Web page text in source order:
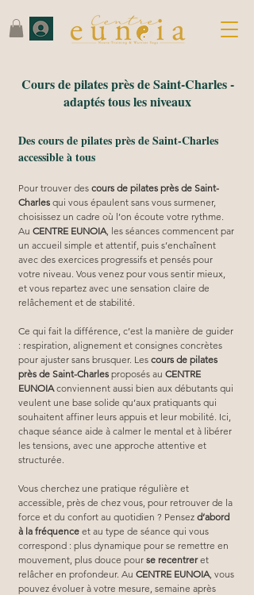
Cours de pilates près de Saint-Charles -
adaptés tous les niveaux
Des cours de pilates près de Saint-Charles
accessible à tous
Pour trouver des cours de pilates près de Saint-
Charles qui vous épaulent sans vous surmener,
choisissez un cadre où l’on écoute votre rythme.
Au CENTRE EUNOIA, les séances commencent par
un accueil simple et attentif, puis s’enchaînent
avec des exercices progressifs et pensés pour
votre niveau. Vous venez pour vous sentir mieux,
et vous repartez avec une sensation claire de
relâchement et de stabilité.
Ce qui fait la différence, c’est la manière de guider
: respiration, alignement et consignes concrètes
pour ajuster sans brusquer. Les cours de pilates
près de Saint-Charles proposés au CENTRE
EUNOIA conviennent aussi bien aux débutants qui
veulent une base solide qu’aux pratiquants qui
souhaitent affiner leurs appuis et leur mobilité. Ici,
chaque séance aide à calmer le mental et à libérer
les tensions, avec une approche attentive et
structurée.
Vous cherchez une pratique régulière et
accessible, près de chez vous, pour retrouver de la
force et du confort au quotidien ? Pensez d’abord
à la fréquence et au type de séance qui vous
correspond : plus dynamique pour se remettre en
mouvement, plus douce pour se recentrer et
relâcher en profondeur. Au CENTRE EUNOIA, vous
pouvez évoluer à votre mesure, semaine après